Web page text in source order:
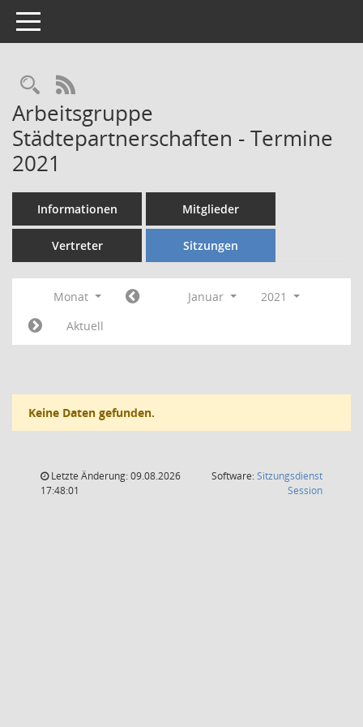
Toggle navigation
Rechercheauswahl
RSS-Feed
Arbeitsgruppe
Städtepartnerschaften - Termine
2021
Informationen Mitglieder
Vertreter Sitzungen
Monat Januar
2021
Aktuell
Keine Daten gefunden.
Letzte Änderung: 09.08.2026
17:48:01
Software:Sitzungsdienst
Session(Wird in